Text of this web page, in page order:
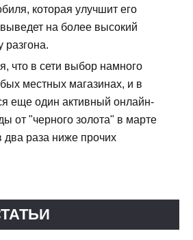
которая улучшит его
на более высокий
разгона.
что в сети выбор намного
местных магазинах, и в
еще один активный онлайн-
от "черного золота" в марте
два раза ниже прочих